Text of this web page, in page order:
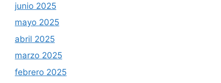
junio 2025
mayo 2025
abril 2025
marzo 2025
febrero 2025